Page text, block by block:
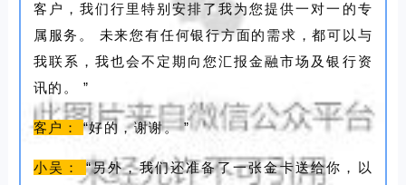
客户，我们行里特别安排了我为您提供一对一的专
属服务。
未来您有任何银行方面的需求，都可以与
我联系，我也会不定期向您汇报金融市场及银行资
讯的。
”
客户： “好的，谢谢。 ”
小吴：
“另外，我们还准备了一张金卡送给你，以